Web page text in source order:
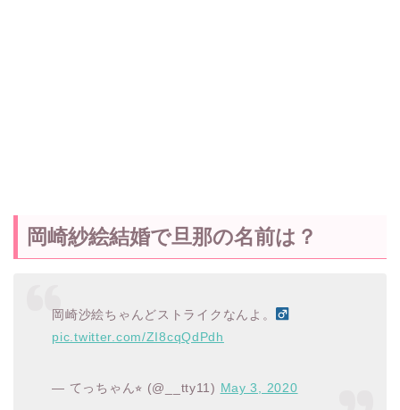
岡崎紗絵結婚で旦那の名前は？
岡崎沙絵ちゃんどストライクなんよ。‍
pic.twitter.com/ZI8cqQdPdh
— てっちゃん⭐︎ (@__tty11) May 3, 2020